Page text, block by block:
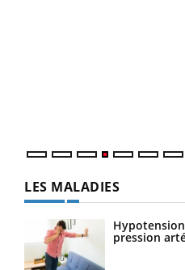
LES MALADIES
pression